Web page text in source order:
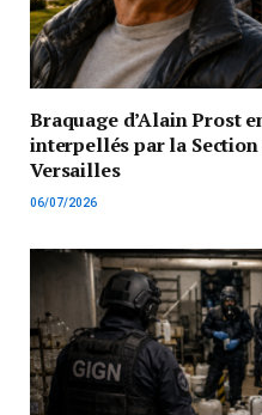
Braquage d’Alain Prost
interpellés par la Section
Versailles
06/07/2026